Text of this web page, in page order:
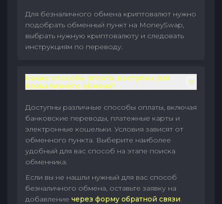
Для безналичного обмена криптовалют нужно
подобрать обменный пункт на MoneySwap,
выбрать нужную криптовалюту и следовать
инструкциям по переводу.
Какие способы оплаты доступны для
безналичного обмена?
Доступны различные способы оплаты, включая
банковские переводы, платежные карты и
электронные кошельки. Условия зависят от
обменного пункта. Выберите наиболее
удобный для вас способ на этапе поиска
обменника.
Если вы не нашли нужный для вас способ
безналичного обмена, оставьте заявку на
добавление через форму обратной связи.